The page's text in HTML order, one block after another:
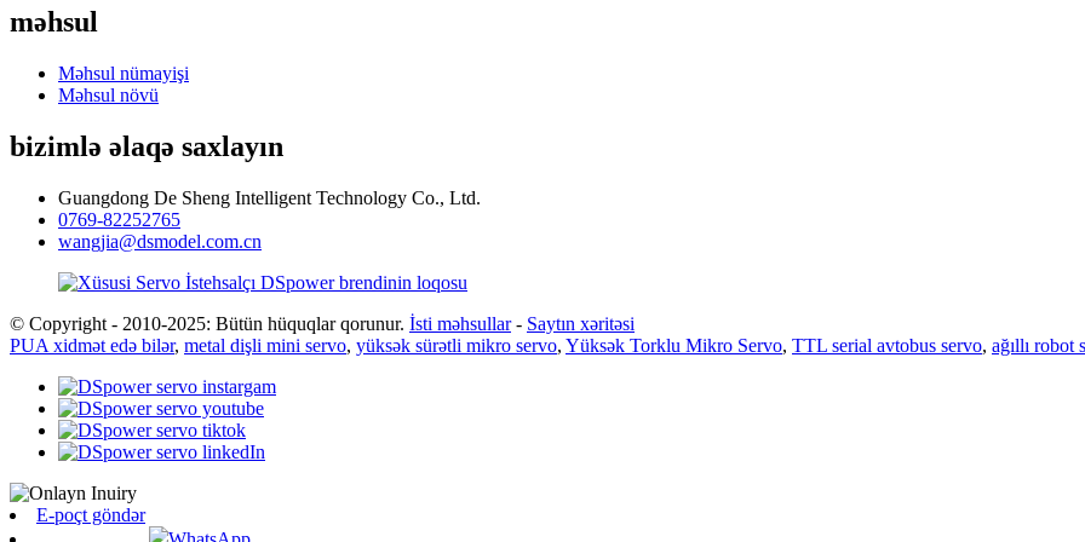
məhsul
Məhsul nümayişi
Məhsul növü
bizimlə əlaqə saxlayın
Guangdong De Sheng Intelligent Technology Co., Ltd.
0769-82252765
wangjia@dsmodel.com.cn
© Copyright - 2010-2025: Bütün hüquqlar qorunur. İsti məhsullar- Saytın xəritəsi
PUA xidmət edə bilər, metal dişli mini servo, yüksək sürətli mikro servo, Yüksək Torklu Mikro Servo, TTL serial avtobus servo, ağıllı robot
E-poçt göndər